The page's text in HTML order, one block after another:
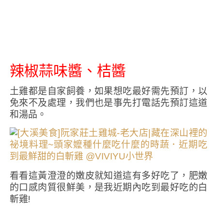
辣椒蒜味醬、桔醬
土雞都是自家飼養，如果想吃最好需先預訂，以
免來不及處理，我們也是事先打電話先預訂這道
和湯品。
看看這黃澄澄的嫩皮就知道這有多好吃了，肥嫩
的口感肉質很鮮美，是我近期內吃到最好吃的白
斬雞!